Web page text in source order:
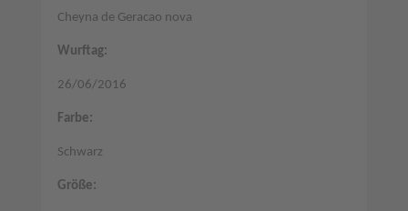
Cheyna de Geracao nova
Wurftag:
26/06/2016
Farbe:
Schwarz
Größe: